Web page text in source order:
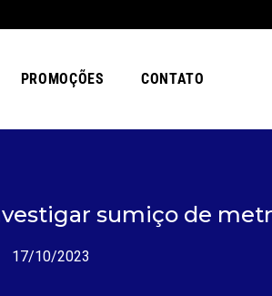
PROMOÇÕES CONTATO
sumiço de
17/10/2023